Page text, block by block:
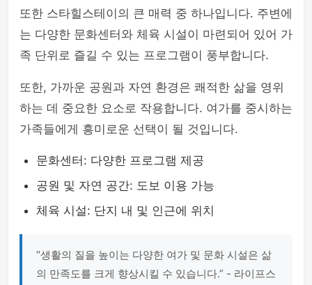
또한 스타힐스테이의 큰 매력 중 하나입니다. 주변에
는 다양한 문화센터와 체육 시설이 마련되어 있어 가
족 단위로 즐길 수 있는 프로그램이 풍부합니다.
또한, 가까운 공원과 자연 환경은 쾌적한 삶을 영위
하는 데 중요한 요소로 작용합니다. 여가를 중시하는
가족들에게 흥미로운 선택이 될 것입니다.
문화센터: 다양한 프로그램 제공
공원 및 자연 공간: 도보 이용 가능
체육 시설: 단지 내 및 인근에 위치
“생활의 질을 높이는 다양한 여가 및 문화 시설은 삶
의 만족도를 크게 향상시킬 수 있습니다.” - 라이프스